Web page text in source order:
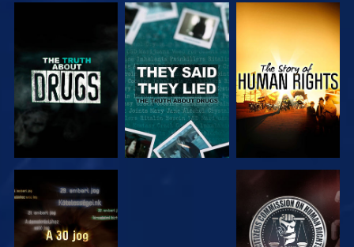
MŰSORNÉZÉS MŰSORNÉZÉS
MŰSORNÉZÉS MŰSORNÉZÉS